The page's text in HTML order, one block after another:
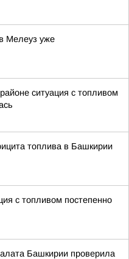
Мелеуз уже
ситуация с топливом
топлива в Башкирии
с топливом постепенно
Башкирии проверила